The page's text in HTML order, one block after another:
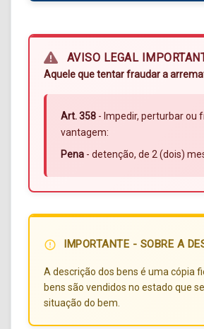
AVISO LEGAL
Aquele que tentar fraudar a
Art. 358 - Impedir, perturbar ou
vantagem:
Pena - detenção, de 2 (dois)
error_outline IMPORTANTE - SOBRE A
A descrição dos bens é uma cópia
bens são vendidos no estado que
situação do bem.